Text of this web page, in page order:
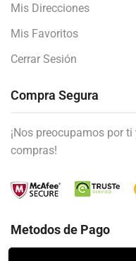
Mis Direcciones
Mis Favoritos
Cerrar Sesión
Compra Segura
¡Nos preocupamos por
compras!
Metodos de Pago